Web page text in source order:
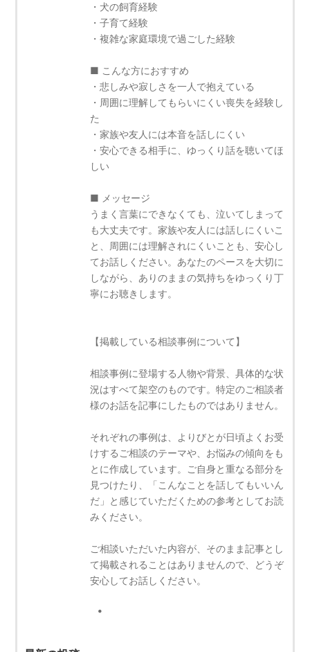
・犬の飼育経験
・子育て経験
・複雑な家庭環境で過ごした経験
■ こんな方におすすめ
・悲しみや寂しさを一人で抱えている
・周囲に理解してもらいにくい喪失を経験し
た
・家族や友人には本音を話しにくい
・安心できる相手に、ゆっくり話を聴いてほ
しい
■ メッセージ
うまく言葉にできなくても、泣いてしまって
も大丈夫です。家族や友人には話しにくいこ
と、周囲には理解されにくいことも、安心し
てお話しください。あなたのペースを大切に
しながら、ありのままの気持ちをゆっくり丁
寧にお聴きします。
【掲載している相談事例について】
相談事例に登場する人物や背景、具体的な状
況はすべて架空のものです。特定のご相談者
様のお話を記事にしたものではありません。
それぞれの事例は、よりびとが日頃よくお受
けするご相談のテーマや、お悩みの傾向をも
とに作成しています。ご自身と重なる部分を
見つけたり、「こんなことを話してもいいん
だ」と感じていただくための参考としてお読
みください。
ご相談いただいた内容が、そのまま記事とし
て掲載されることはありませんので、どうぞ
安心してお話しください。